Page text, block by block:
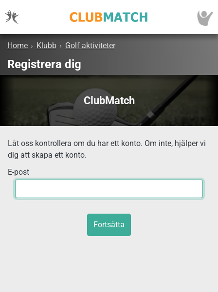
Home › Klubb › Golf aktiviteter
Registrera dig
ClubMatch
Låt oss kontrollera om du har ett konto. Om inte, hjälper vi
dig att skapa ett konto.
E-post
Fortsätta